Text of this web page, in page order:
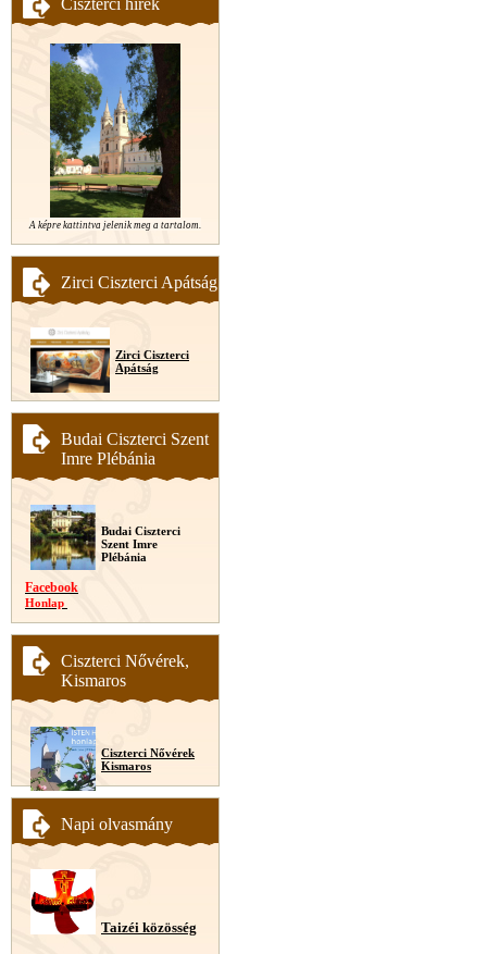
A képre kattintva jelenik meg a tartalom.
Zirci Ciszterci Apátság
Zirci Ciszterci
Apátság
Budai Ciszterci Szent
Imre Plébánia
Budai Ciszterci
Szent Imre
Plébánia
Facebook
Honlap
Ciszterci Nővérek,
Kismaros
Ciszterci Nővérek
Kismaros
Napi olvasmány
Taizéi közösség